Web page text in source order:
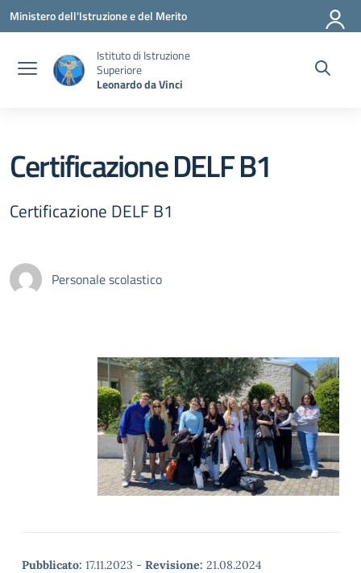
Vai ai contenuti
Vai al menu di navigazione
Vai al footer
Ministero dell'Istruzione e del Merito
Istituto di Istruzione
Superiore
Leonardo da Vinci
Certificazione DELF B1
Certificazione DELF B1
Personale scolastico
Pubblicato: 17.11.2023 - Revisione: 21.08.2024